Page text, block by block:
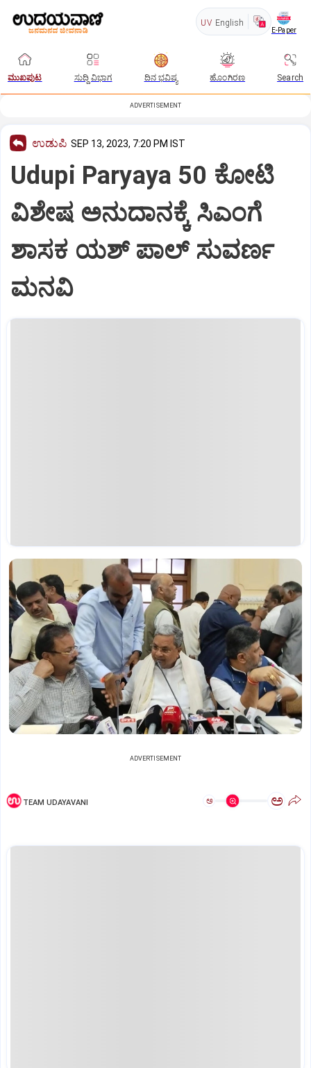
UV English
E-Paper
ಮುಖಪುಟ ಸುದ್ದಿ ವಿಭಾಗ ದಿನ ಭವಿಷ್ಯ ಹೊಂಗಿರಣ Search
ADVERTISEMENT
ಉಡುಪಿ SEP 13, 2023, 7:20 PM IST
Udupi Paryaya 50 ಕೋಟಿ
ವಿಶೇಷ ಅನುದಾನಕ್ಕೆ ಸಿಎಂಗೆ
ಶಾಸಕ ಯಶ್ ಪಾಲ್ ಸುವರ್ಣ
ಮನವಿ
ADVERTISEMENT
TEAM UDAYAVANI ಅ ಅ